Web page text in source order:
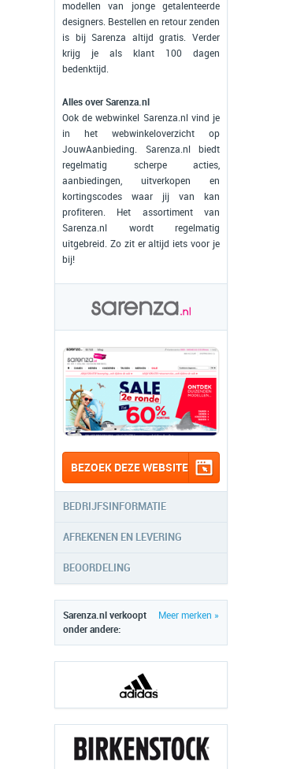
modellen van jonge getalenteerde
designers. Bestellen en retour zenden
is bij Sarenza altijd gratis. Verder
krijg je als klant 100 dagen
bedenktijd.
Alles over Sarenza.nl
Ook de webwinkel Sarenza.nl vind je
in het webwinkeloverzicht op
JouwAanbieding. Sarenza.nl biedt
regelmatig scherpe acties,
aanbiedingen, uitverkopen en
kortingscodes waar jij van kan
profiteren. Het assortiment van
Sarenza.nl wordt regelmatig
uitgebreid. Zo zit er altijd iets voor je
bij!
BEZOEK DEZE WEBSITE
BEDRIJFSINFORMATIE
AFREKENEN EN LEVERING
BEOORDELING
Meer merken »
Sarenza.nl verkoopt
onder andere: